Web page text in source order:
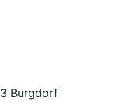
Burgdorf